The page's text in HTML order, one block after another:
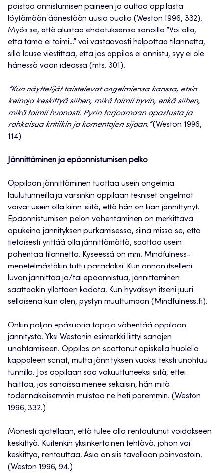
poistaa onnistumisen paineen ja auttaa oppilasta
löytämään äänestään uusia puolia (Weston 1996, 332).
Myös se, että alustaa ehdotuksensa sanoilla ”Voi olla,
että tämä ei toimi…” voi vastaavasti helpottaa tilannetta,
sillä lause viestittää, että jos oppilas ei onnistu, syy ei ole
hänessä vaan ideassa (mts. 301).
”Kun näyttelijät taistelevat ongelmiensa kanssa, etsin
keinoja keskittyä siihen, mikä toimii hyvin, enkä siihen,
mikä toimii huonosti. Pyrin tarjoamaan opastusta ja
rohkaisua kritiikin ja komentojen sijaan.”(Weston 1996,
114)
Jännittäminen ja epäonnistumisen pelko
Oppilaan jännittäminen tuottaa usein ongelmia
laulutunneilla ja varsinkin oppilaan tekniset ongelmat
voivat usein olla kiinni siitä, että hän on liian jännittynyt.
Epäonnistumisen pelon vähentäminen on merkittävä
apukeino jännityksen purkamisessa, siinä missä se, että
tietoisesti yrittää olla jännittämättä, saattaa usein
pahentaa tilannetta. Kyseessä on mm. Mindfulness-
menetelmästäkin tuttu paradoksi: Kun annan itselleni
luvan jännittää ja/tai epäonnistua, jännittäminen
saattaakin yllättäen kadota. Kun hyväksyn itseni juuri
sellaisena kuin olen, pystyn muuttumaan (Mindfulness.fi).
Onkin paljon epäsuoria tapoja vähentää oppilaan
jännitystä. Yksi Westonin esimerkki liittyi sanojen
unohtamiseen. Oppilas on saattanut opiskella huolella
kappaleen sanat, mutta jännityksen vuoksi teksti unohtuu
tunnilla. Jos oppilaan saa vakuuttuneeksi siitä, ettei
haittaa, jos sanoissa menee sekaisin, hän mitä
todennäköisemmin muistaa ne heti paremmin. (Weston
1996, 332.)
Monesti ajatellaan, että tulee olla rentoutunut voidakseen
keskittyä. Kuitenkin yksinkertainen tehtävä, johon voi
keskittyä, rentouttaa. Asia on siis tavallaan päinvastoin.
(Weston 1996, 94.)